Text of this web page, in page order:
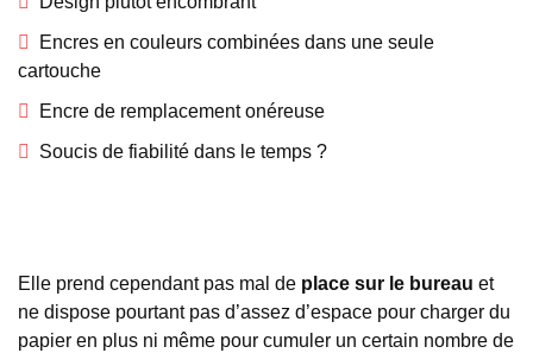
Encres en couleurs combinées dans une seule
cartouche
Encre de remplacement onéreuse
Soucis de fiabilité dans le temps ?
Elle prend cependant pas mal de place sur le bureau et
ne dispose pourtant pas d’assez d’espace pour charger du
papier en plus ni même pour cumuler un certain nombre de